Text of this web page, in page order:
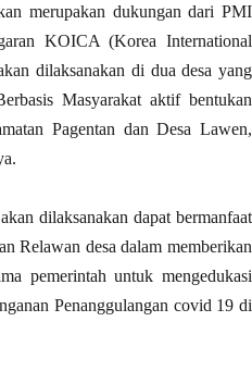
merupakan dukungan dari PMI
KOICA (Korea International
dilaksanakan di dua desa yang
Masyarakat aktif bentukan
Pagentan dan Desa Lawen,
dilaksanakan dapat bermanfaat
Relawan desa dalam memberikan
pemerintah untuk mengedukasi
Penanggulangan covid 19 di